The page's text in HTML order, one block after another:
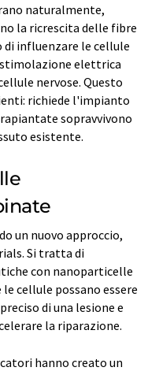
naturalmente,
la ricrescita delle fibre
di influenzare le cellule
elettrica
nervose. Questo
richiede l'impianto
sopravvivono
esistente.
un nuovo approccio,
Si tratta di
con nanoparticelle
cellule possano essere
di una lesione e
la riparazione.
hanno creato un